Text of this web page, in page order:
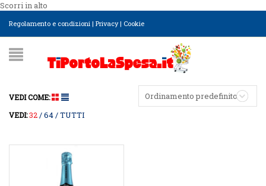
Scorri in alto
Regolamento e condizioni | Privacy| Cookie
Ordinamento predefinito
VEDI COME:
VEDI:32 64 TUTTI